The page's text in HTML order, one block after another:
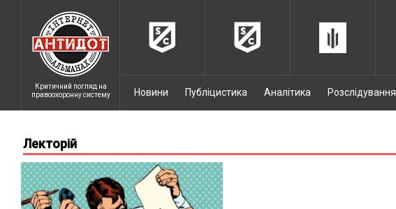
Критичний погляд на
правоохоронну систему
Новини Публіцистика Аналітика Розслідування
Лекторій